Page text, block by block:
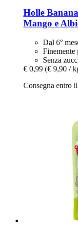
Holle
Mango e
Dal 6°
Finemente
Senza
€ 0,99 (€ 9,90 /
Consegna entro